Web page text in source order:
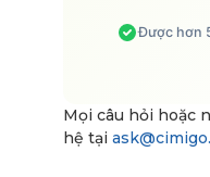
Được hơn
Mọi câu hỏi hoặc
hệ tại